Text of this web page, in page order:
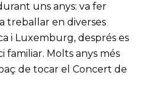
uns anys: va fer
treballar en diverses
i Luxemburg, després es
familiar. Molts anys més
de tocar el Concert de